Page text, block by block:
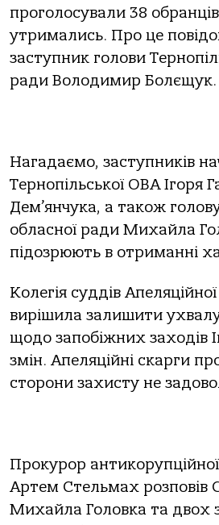
проголосували 38
утримались. Про це
заступник голови
ради Володимир Болєщук.
Нагадаємо, заступників
Тернопільської ОВА Ігоря
Дем’янчука, а також
обласної ради Михайла
підозрюють в отриманні
Колегія суддів
вирішила залишити ухвалу
щодо запобіжних заходів
змін. Апеляційні скарги
сторони захисту не
Прокурор
Артем Стельмах розповів
Михайла Головка та двох